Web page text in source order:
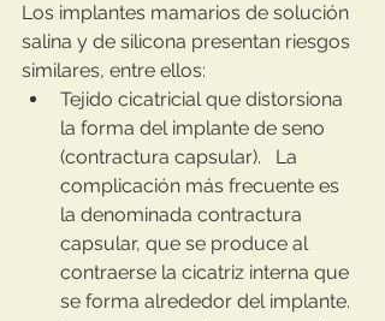
Los implantes mamarios de solución
salina y de silicona presentan riesgos
similares, entre ellos:
Tejido cicatricial que distorsiona
la forma del implante de seno
(contractura capsular).   La
complicación más frecuente es
la denominada contractura
capsular, que se produce al
contraerse la cicatriz interna que
se forma alrededor del implante.